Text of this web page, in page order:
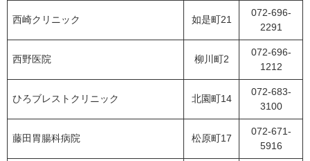
西崎クリニック 如是町21
072-696-
2291
西野医院 柳川町2
072-696-
1212
ひろブレストクリニック 北園町14
072-683-
3100
藤田胃腸科病院 松原町17
072-671-
5916